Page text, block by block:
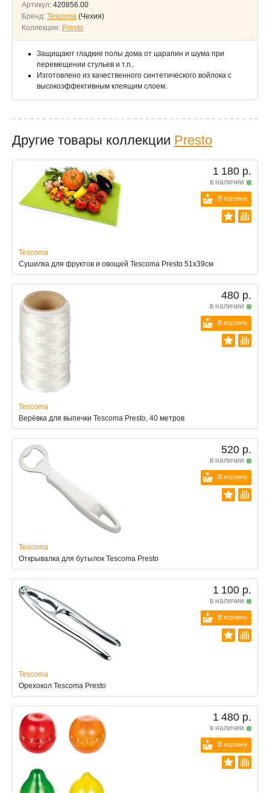
Артикул: 420856.00
Бренд: Tescoma (Чехия)
Коллекция: Presto
Защищают гладкие полы дома от царапин и шума при
перемещении стульев и т.п..
Изготовлено из качественного синтетического войлока с
высокоэффективным клеящим слоем.
Другие товары коллекции Presto
1 180 р.
в наличии
В корзину
Tescoma
Сушилка для фруктов и овощей Tescoma Presto 51x39см
480 р.
в наличии
В корзину
Tescoma
Верёвка для выпечки Tescoma Presto, 40 метров
520 р.
в наличии
В корзину
Tescoma
Открывалка для бутылок Tescoma Presto
1 100 р.
в наличии
В корзину
Tescoma
Орехокол Tescoma Presto
1 480 р.
в наличии
В корзину